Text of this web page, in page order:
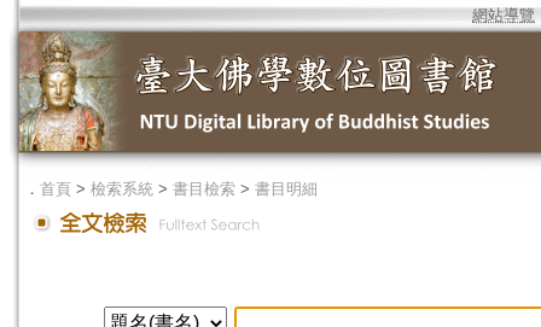
網站導覽
． 首頁 > 檢索系統 > 書目檢索 > 書目明細